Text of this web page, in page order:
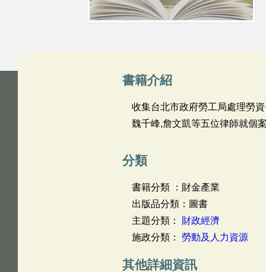
書籍介紹
收集台北市政府勞工局處理勞
魏千峰,詹文凱等五位律師就個
分類
書籍分類 ：財金產業
出版品分類：圖書
主題分類： 財政經濟
施政分類： 勞動及人力資源
其他詳細資訊